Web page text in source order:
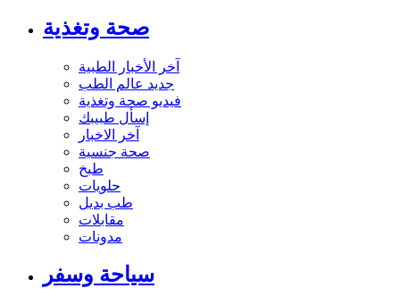
صحة وتغذية
آخر الأخبار الطبية
جديد عالم الطب
فيديو صحة وتغذية
إسأل طبيبك
آخر الاخبار
صحة جنسية
طبخ
حلويات
طب بديل
مقابلات
مدونات
سياحة وسفر